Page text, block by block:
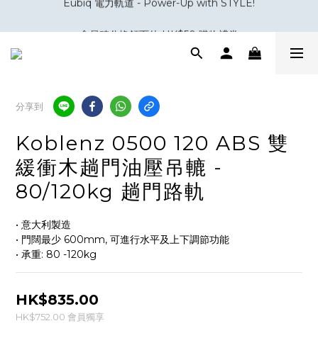
分享到
Koblenz 0500 120 ABS 雙
緩衝木趟門油壓吊轆 -
80/120kg 趟門路軌
• 意大利製造
• 門闊最少 600mm, 可進行水平及上下調節功能
• 承重: 80 -120kg
HK$835.00
HK$752.00 會員獨享